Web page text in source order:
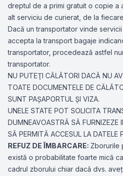
dreptul de a primi gratuit o copie a
alt serviciu de curierat, de la
Dacă un transportator vinde
accepta la transport bagaje
transportator, procedează astfel
transportator.
NU PUTEŢI CĂLĂTORI DACĂ NU
TOATE DOCUMENTELE DE
SUNT PAŞAPORTUL ŞI VIZA.
UNELE STATE POT SOLICITA
DUMNEAVOASTRĂ SĂ FURNIZEZE
SĂ PERMITĂ ACCESUL LA DATELE
REFUZ DE ÎMBARCARE: Zborurile
există o probabilitate foarte mică
cadrul zborului chiar dacă dvs.